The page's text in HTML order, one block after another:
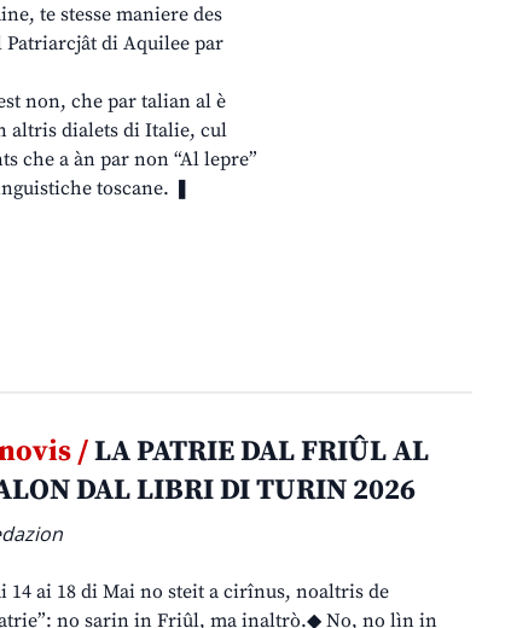
te stesse maniere des
di Aquilee par
non, che par talian al è
altris dialets di Italie, cul
che a àn par non “Al lepre”
toscane. ❚
/LA PATRIE DAL FRIÛL AL
DAL LIBRI DI TURIN 2026
14 ai 18 di Mai no steit a cirînus, noaltris de
no sarin in Friûl, ma inaltrò.◆ No, no lìn in